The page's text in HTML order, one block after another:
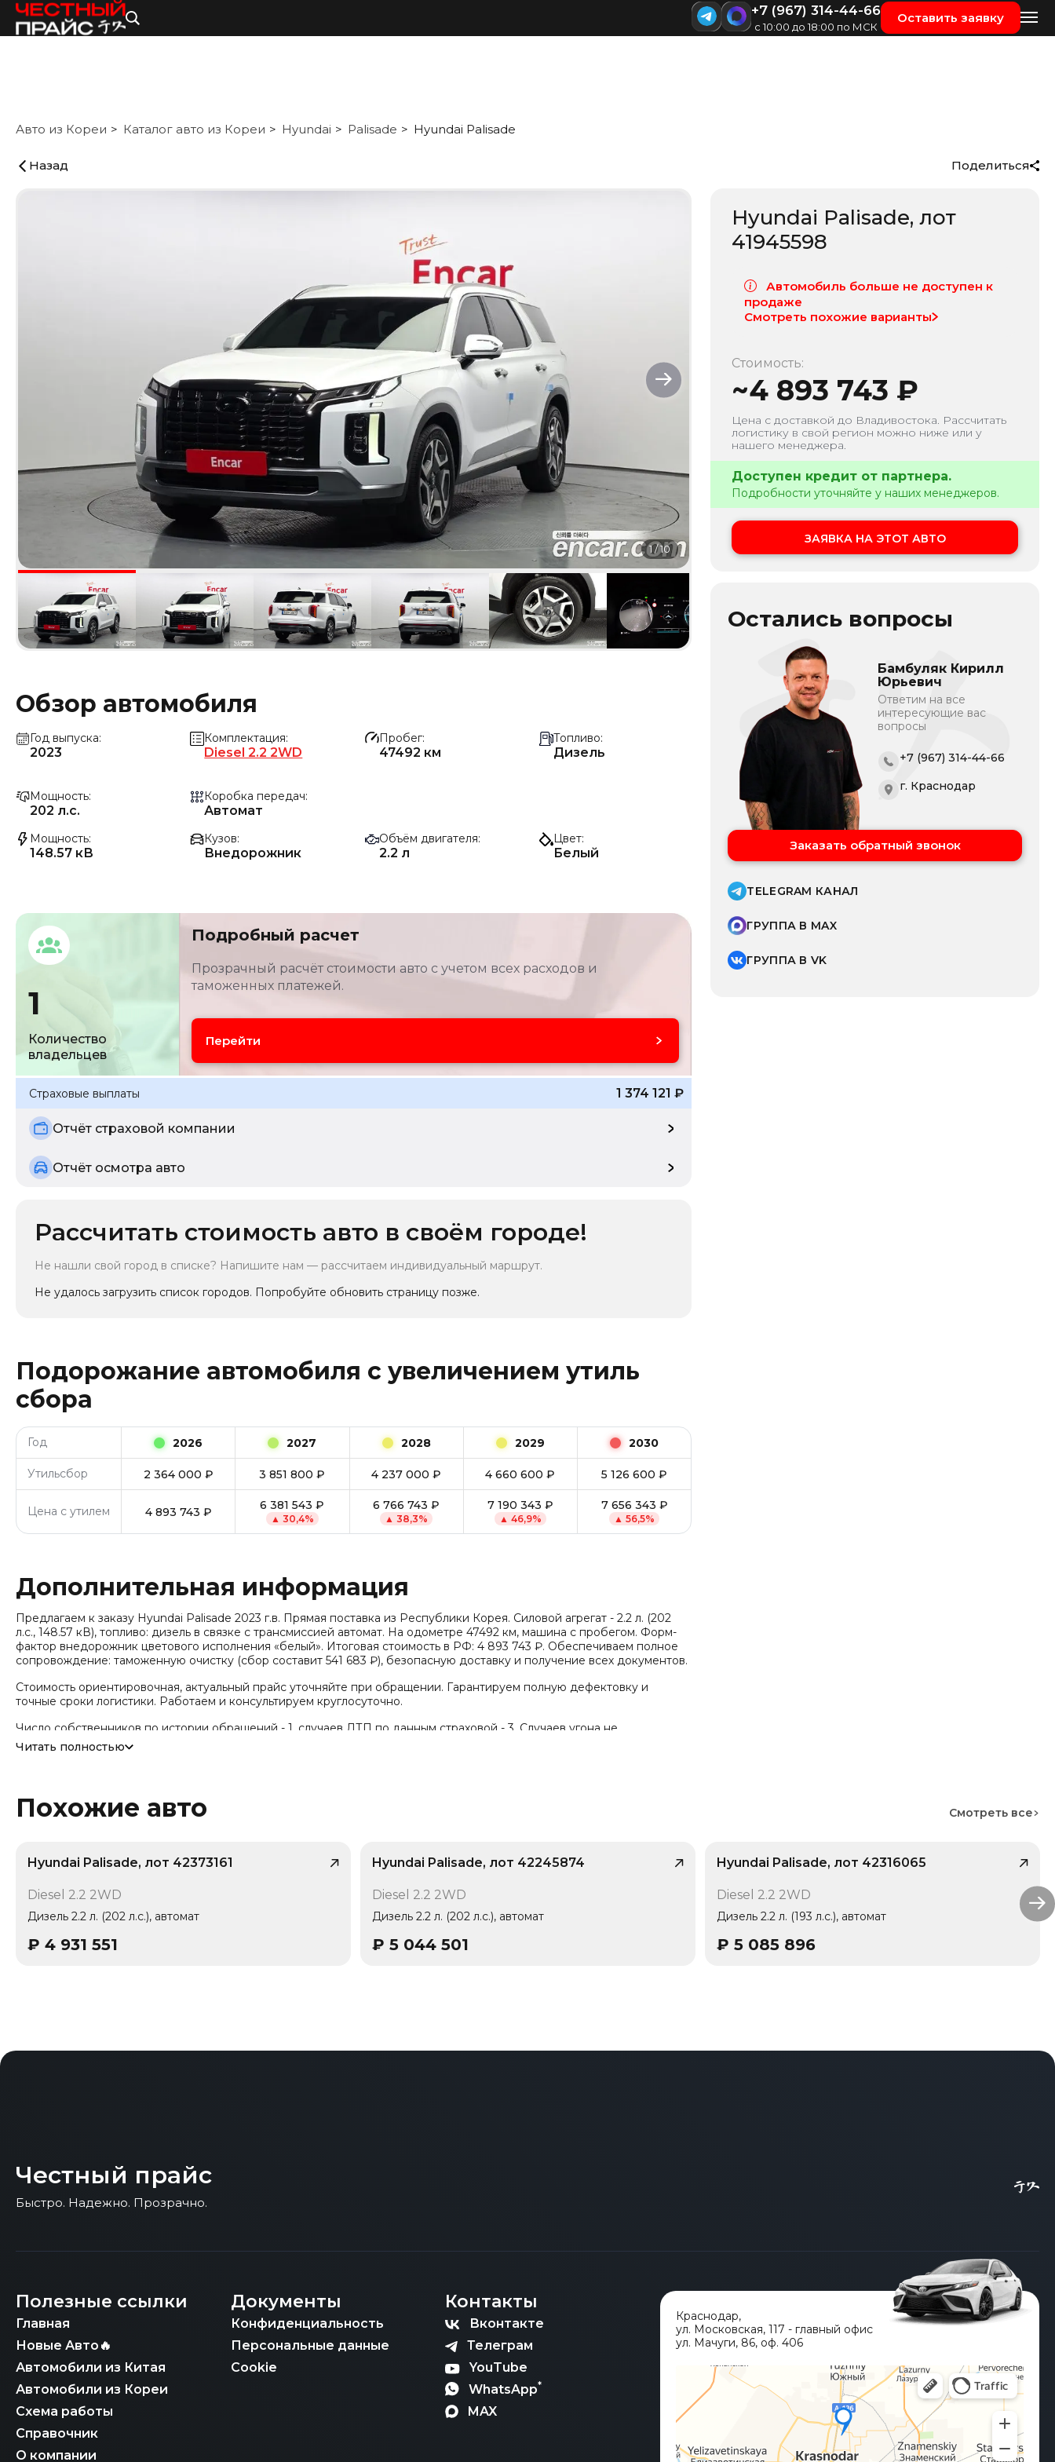
+7 (967) 314-44-66
с 10:00 до 18:00 по МСК
Оставить заявку
Авто из Кореи Каталог авто из Кореи Hyundai Palisade Hyundai Palisade
Назад Поделиться
1/10
Обзор автомобиля
Год выпуска
2023
Комплектация
Diesel 2.2 2WD
Пробег
47492 км
Топливо
Дизель
Мощность
202 л.с.
Коробка передач
Автомат
Мощность
148.57 кВ
Кузов
Внедорожник
Объём двигателя
2.2 л
Цвет
Белый
1
Количество
владельцев
Подробный расчет
Прозрачный расчёт стоимости авто с учетом всех расходов и
таможенных платежей.
Перейти
Страховые выплаты 1 374 121 ₽
Отчёт страховой компании
Отчёт осмотра авто
Рассчитать стоимость авто в своём городе!
Не нашли свой город в списке? Напишите нам — рассчитаем индивидуальный маршрут.
Не удалось загрузить список городов. Попробуйте обновить страницу позже.
Подорожание автомобиля с увеличением утиль
сбора
Год 2026 2027 2028 2029 2030
Утильсбор 2 364 000 ₽ 3 851 800 ₽ 4 237 000 ₽ 4 660 600 ₽ 5 126 600 ₽
Цена с утилем 4 893 743 ₽ 6 381 543 ₽
▲ 30,4%
6 766 743 ₽
▲38,3%
7 190 343 ₽
▲ 46,9%
7 656 343 ₽
▲56,5%
Дополнительная информация
Предлагаем к заказу Hyundai Palisade 2023 г.в. Прямая поставка из Республики Корея. Силовой агрегат - 2.2 л. (202
л.с., 148.57 кВ), топливо: дизель в связке с трансмиссией автомат. На одометре 47492 км, машина с пробегом. Форм-
фактор внедорожник цветового исполнения «белый». Итоговая стоимость в РФ: 4 893 743 ₽. Обеспечиваем полное
сопровождение: таможенную очистку (сбор составит 541 683 ₽), безопасную доставку и получение всех документов.
Стоимость ориентировочная, актуальный прайс уточняйте при обращении. Гарантируем полную дефектовку и
точные сроки логистики. Работаем и консультируем круглосуточно.
Число собственников по истории обращений - 1, случаев ДТП по данным страховой - 3. Случаев угона не
зафиксировано.
Читать полностью
Hyundai Palisade, лот
41945598
Автомобиль больше не доступен к
продаже
Смотреть похожие варианты
Стоимость:
~4 893 743 ₽
Цена с доставкой до Владивостока. Рассчитать
логистику в свой регион можно ниже или у
нашего менеджера.
Доступен кредит от партнера.
Подробности уточняйте у наших менеджеров.
ЗАЯВКА НА ЭТОТ АВТО
Остались вопросы
Бамбуляк Кирилл
Юрьевич
Ответим на все
интересующие вас
вопросы
+7 (967) 314-44-66
г. Краснодар
Заказать обратный звонок
TELEGRAM КАНАЛ
ГРУППА В MAX
ГРУППА В VK
Похожие авто Смотреть все
Hyundai Palisade, лот 42373161
Diesel 2.2 2WD
Дизель 2.2 л. (202 л.с.), автомат
₽ 4 931 551
Hyundai Palisade, лот 42245874
1 владелец
Diesel 2.2 2WD
Дизель 2.2 л. (202 л.с.), автомат
₽ 5 044 501
Hyundai Palisade, лот 42316065
1 владелец
Diesel 2.2 2WD
Дизель 2.2 л. (193 л.с.), автомат
₽ 5 085 896
Честный прайс
Быстро. Надежно. Прозрачно.
Полезные ссылки
Главная
Новые Авто🔥
Автомобили из Китая
Автомобили из Кореи
Схема работы
Справочник
О компании
Документы
Конфиденциальность
Персональные данные
Cookie
Контакты
Вконтакте
Телеграм
YouTube
WhatsApp*
MAX
Краснодар,
ул. Московская, 117 - главный офис
ул. Мачуги, 86, оф. 406